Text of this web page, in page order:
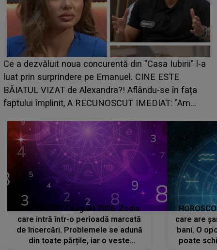
noua concurentă din "Casa Iubirii" l-a
surprindere pe Emanuel. CINE ESTE
VIZAT de Alexandra?! Aflându-se în fața
A RECUNOSCUT IMEDIAT: "Am
grabă îi
HOROSCOP 7 august 2026. Zodia
care intră într-o perioadă marcată
de încercări. Problemele se adună
din toate părțile, iar o veste
care are
bani. O
poate